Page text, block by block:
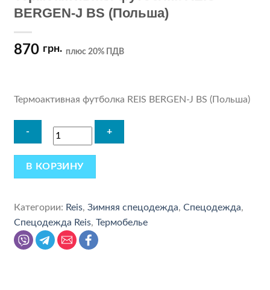
BERGEN-J BS (Польша)
870 грн. плюс 20% ПДВ
Термоактивная футболка REIS BERGEN-J BS (Польша)
В КОРЗИНУ
Категории: Reis,Зимняя спецодежда,Спецодежда,
Спецодежда Reis,Термобелье